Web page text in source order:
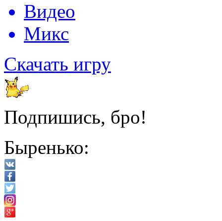
Видео
Микс
Скачать игру
Подпишись, бро!
Быренько: